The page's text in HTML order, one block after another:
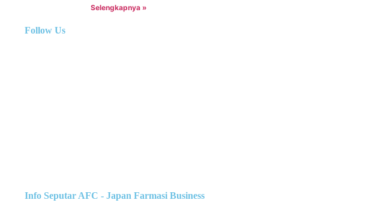
Selengkapnya »
Follow Us
Info Seputar AFC - Japan Farmasi Business